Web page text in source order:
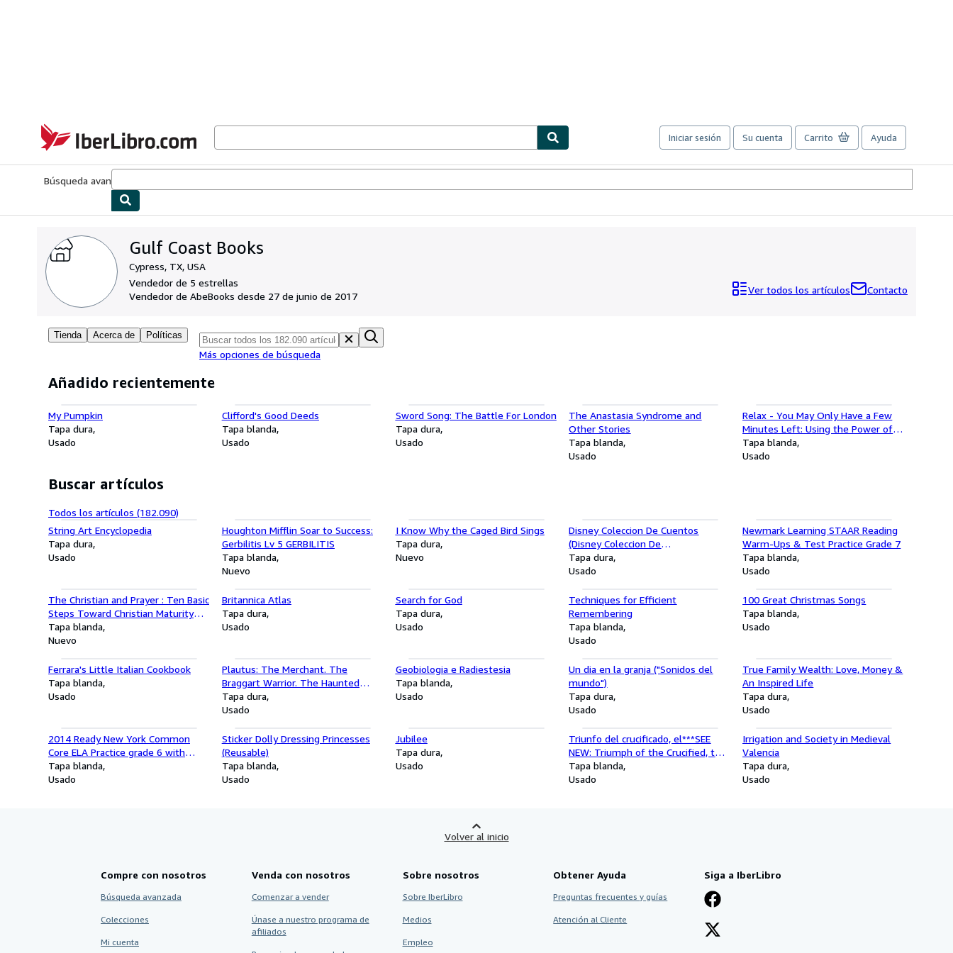
IberLibro.com
Iniciar sesión Su cuenta Carrito Ayuda
Búsqueda avanzada
Gulf Coast Books
Cypress, TX, USA
Vendedor de 5 estrellas
Vendedor de AbeBooks desde 27 de junio de 2017
Ver todos los artículos Contacto
Tienda Acerca de Políticas
Más opciones de búsqueda
Añadido recientemente
My Pumpkin
Tapa dura
Usado
Clifford's Good Deeds
Tapa blanda
Usado
Sword Song: The Battle For London
Tapa dura
Usado
The Anastasia Syndrome and
Other Stories
Tapa blanda
Usado
Relax - You May Only Have a Few
Minutes Left: Using the Power of
Humor to Overcome Stress in Your
Life and Work
Tapa blanda
Usado
Buscar artículos
Todos los artículos (182.090)
String Art Encyclopedia
Tapa dura
Usado
Houghton Mifflin Soar to Success:
Gerbilitis Lv 5 GERBILITIS
Tapa blanda
Nuevo
I Know Why the Caged Bird Sings
Tapa dura
Nuevo
Disney Coleccion De Cuentos
(Disney Coleccion De
Cuentos/Disney Storybook
Collections (Spanish)) (Spanish
Tapa dura
Usado
Newmark Learning STAAR Reading
Warm-Ups & Test Practice Grade 7
Tapa blanda
Usado
The Christian and Prayer : Ten Basic
Steps Toward Christian Maturity
Step #4
Tapa blanda
Nuevo
Britannica Atlas
Tapa dura
Usado
Search for God
Tapa dura
Usado
Techniques for Efficient
Remembering
Tapa blanda
Usado
100 Great Christmas Songs
Tapa blanda
Usado
Ferrara's Little Italian Cookbook
Tapa blanda
Usado
Plautus: The Merchant. The
Braggart Warrior. The Haunted
House. The Persian. (Loeb Classical
Library No. 163) (English and Latin
Tapa dura
Usado
Geobiologia e Radiestesia
Tapa blanda
Usado
Un dia en la granja ("Sonidos del
mundo")
Tapa dura
Usado
True Family Wealth: Love, Money &
An Inspired Life
Tapa dura
Usado
2014 Ready New York Common
Core ELA Practice grade 6 with
Answer Key
Tapa blanda
Usado
Sticker Dolly Dressing Princesses
(Reusable)
Tapa blanda
Usado
Jubilee
Tapa dura
Usado
Triunfo del crucificado, el***SEE
NEW: Triumph of the Crucified, the
(Spanish Edition)
Tapa blanda
Usado
Irrigation and Society in Medieval
Valencia
Tapa dura
Usado
Volver al inicio
Compre con nosotros
Búsqueda avanzada
Colecciones
Mi cuenta
Venda con nosotros
Comenzar a vender
Únase a nuestro programa de
afiliados
Sobre nosotros
Sobre IberLibro
Medios
Empleo
Obtener Ayuda
Preguntas frecuentes y guías
Atención al Cliente
Siga a IberLibro